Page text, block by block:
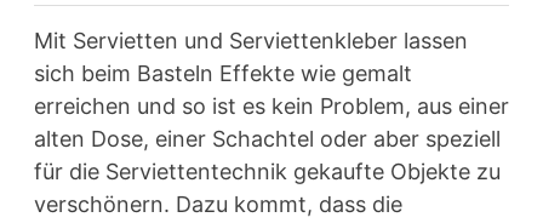
Mit Servietten und Serviettenkleber lassen
sich beim Basteln Effekte wie gemalt
erreichen und so ist es kein Problem, aus einer
alten Dose, einer Schachtel oder aber speziell
für die Serviettentechnik gekaufte Objekte zu
verschönern. Dazu kommt, dass die